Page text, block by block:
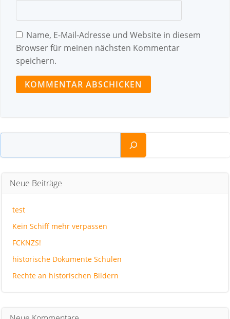
Name, E-Mail-Adresse und Website in diesem
Browser für meinen nächsten Kommentar
speichern.
Suchen
Neue Beiträge
test
Kein Schiff mehr verpassen
FCKNZS!
historische Dokumente Schulen
Rechte an historischen Bildern